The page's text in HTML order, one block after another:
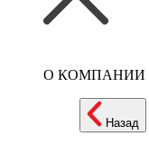
О КОМПАНИИ
Назад